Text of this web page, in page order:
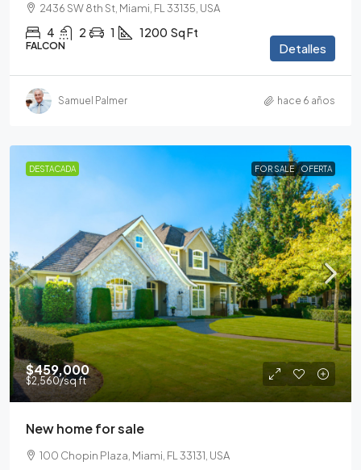
2436 SW 8th St, Miami, FL 33135, USA
4 2 1 1200 Sq Ft
FALCON Detalles
Samuel Palmer hace 6 años
DESTACADA FOR SALE OFERTA
$459,000
$2,560/sq ft
New home for sale
100 Chopin Plaza, Miami, FL 33131, USA